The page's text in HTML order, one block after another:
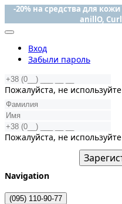
-20% на средства для
anillO,
Вход
Забыли пароль
Пожалуйста, не
Пожалуйста, не
Navigation
(095) 110-90-77